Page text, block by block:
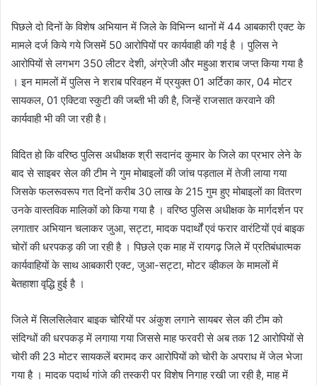
पिछले दो दिनों के विशेष अभियान में जिले के विभिन्न थानों में 44 आबकारी एक्ट के
मामले दर्ज किये गये जिसमें 50 आरोपियों पर कार्यवाही की गई है । पुलिस ने
आरोपियों से लगभग 350 लीटर देशी, अंग्रेजी और महुआ शराब जप्त किया गया है
। इन मामलों में पुलिस ने शराब परिवहन में प्रयुक्त 01 अर्टिका कार, 04 मोटर
सायकल, 01 एक्टिवा स्कुटी की जब्ती भी की है, जिन्हें राजसात करवाने की
कार्यवाही भी की जा रही है।
विदित हो कि वरिष्ठ पुलिस अधीक्षक श्री सदानंद कुमार के जिले का प्रभार लेने के
बाद से साइबर सेल की टीम ने गुम मोबाइलों की जांच पड़ताल में तेजी लाया गया
जिसके फलरूवरूप गत दिनों करीब 30 लाख के 215 गुम हुए मोबाइलों का वितरण
उनके वास्तविक मालिकों को किया गया है । वरिष्ठ पुलिस अधीक्षक के मार्गदर्शन पर
लगातार अभियान चलाकर जुआ, सट्टा, मादक पदार्थों एवं फरार वारंटियों एवं बाइक
चोरों की धरपकड़ की जा रही है । पिछले एक माह में रायगढ़ जिले में प्रतिबंधात्मक
कार्यवाहियों के साथ आबकारी एक्ट, जुआ-सट्टा, मोटर व्हीकल के मामलों में
बेतहाशा वृद्धि हुई है ।
जिले में सिलसिलेवार बाइक चोरियों पर अंकुश लगाने सायबर सेल की टीम को
संदिग्धों की धरपकड़ में लगाया गया जिससे माह फरवरी से अब तक 12 आरोपियों से
चोरी की 23 मोटर सायकलें बरामद कर आरोपियों को चोरी के अपराध में जेल भेजा
गया है । मादक पदार्थ गांजे की तस्करी पर विशेष निगाह रखी जा रही है, माह में